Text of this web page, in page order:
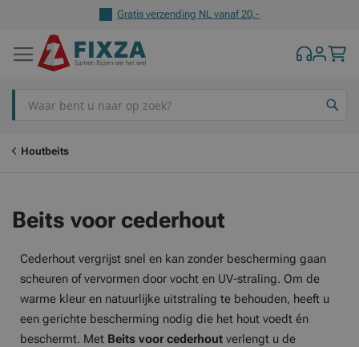
Gratis verzending NL vanaf 20,-
Houtbeits
Beits voor cederhout
Cederhout vergrijst snel en kan zonder bescherming gaan
scheuren of vervormen door vocht en UV-straling. Om de
warme kleur en natuurlijke uitstraling te behouden, heeft u
een gerichte bescherming nodig die het hout voedt én
beschermt. Met Beits voor cederhout verlengt u de